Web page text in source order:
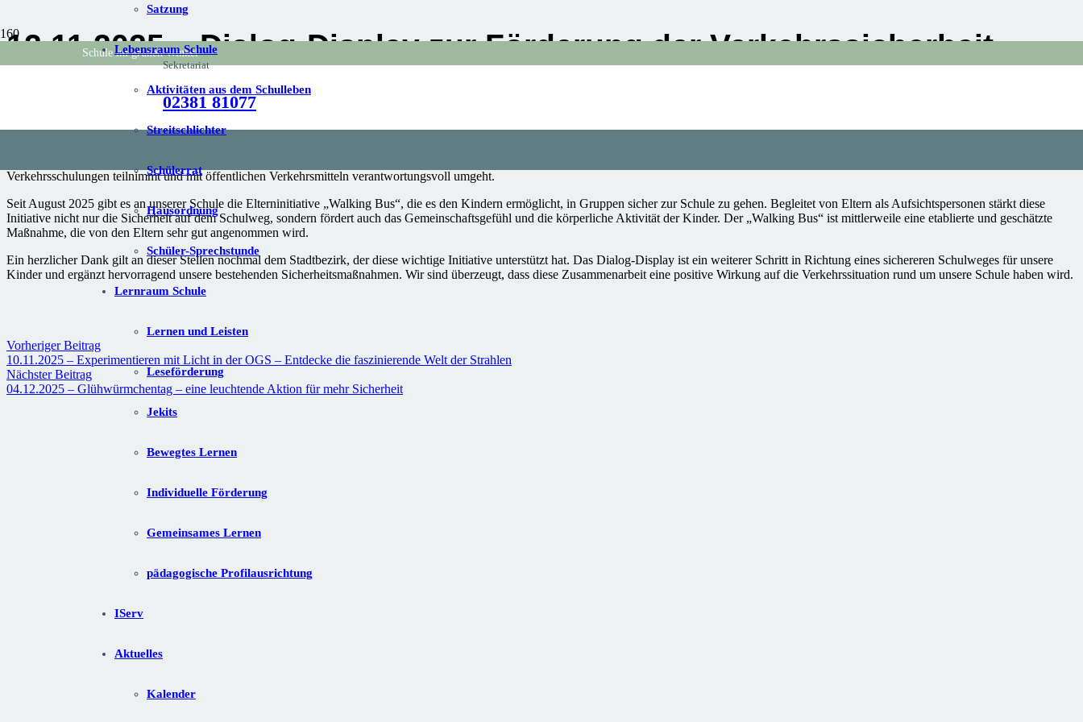
Schule im grünen Winkel
Sekretariat
02381 81077
Satzung
Lebensraum Schule
Aktivitäten aus dem Schulleben
Streitschlichter
Schülerrat
Hausordnung
Schüler-Sprechstunde
Lernraum Schule
Lernen und Leisten
Leseförderung
Jekits
Bewegtes Lernen
Individuelle Förderung
Gemeinsames Lernen
pädagogische Profilausrichtung
IServ
Aktuelles
Kalender
12.11.2025 – Dialog-Display zur Förderung der Verkehrssicherheit
Wir freuen uns, mitteilen zu können, dass an unserer Schule ein so genanntes Dialog-Display aufgestellt wurde, das vom Stadtbezirk initiiert wurde. Das Gerät zeigt in Echtzeit die Geschwindigkeit der
vorbeifahrenden Fahrzeuge an und gibt den Autofahrer:innen Feedback, ob sie innerhalb der erlaubten Höchstgeschwindigkeit bleiben. So wird nicht nur die Sicherheit unserer Schüler:innen gefördert, sondern
Verkehrsschulungen teilnimmt und mit öffentlichen Verkehrsmitteln verantwortungsvoll umgeht.
Seit August 2025 gibt es an unserer Schule die Elterninitiative „Walking Bus“, die es den Kindern ermöglicht, in Gruppen sicher zur Schule zu gehen. Begleitet von Eltern als Aufsichtspersonen stärkt diese
Initiative nicht nur die Sicherheit auf dem Schulweg, sondern fördert auch das Gemeinschaftsgefühl und die körperliche Aktivität der Kinder. Der „Walking Bus“ ist mittlerweile eine etablierte und geschätzte
Maßnahme, die von den Eltern sehr gut angenommen wird.
Ein herzlicher Dank gilt an dieser Stellen nochmal dem Stadtbezirk, der diese wichtige Initiative unterstützt hat. Das Dialog-Display ist ein weiterer Schritt in Richtung eines sichereren Schulweges für unsere
Kinder und ergänzt hervorragend unsere bestehenden Sicherheitsmaßnahmen. Wir sind überzeugt, dass diese Zusammenarbeit eine positive Wirkung auf die Verkehrssituation rund um unsere Schule haben wird.
Vorheriger Beitrag
10.11.2025 – Experimentieren mit Licht in der OGS – Entdecke die faszinierende Welt der Strahlen
Nächster Beitrag
04.12.2025 – Glühwürmchentag – eine leuchtende Aktion für mehr Sicherheit